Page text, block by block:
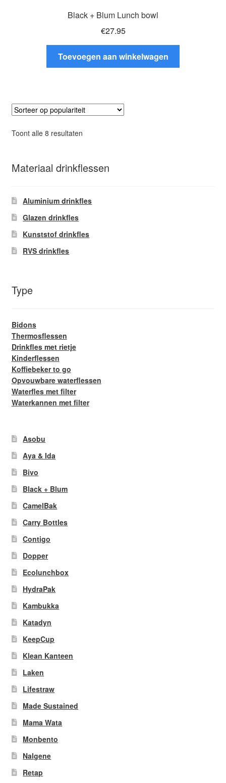
Black + Blum Lunch bowl
€27.95
Toevoegen aan winkelwagen
Toont alle 8 resultatenGesorteerd
Materiaal drinkflessen
Aluminium drinkfles
Glazen drinkfles
Kunststof drinkfles
RVS drinkfles
Type
Bidons
Thermosflessen
Drinkfles met rietje
Kinderflessen
Koffiebeker to go
Opvouwbare waterflessen
Waterfles met filter
Waterkannen met filter
Asobu
Aya & Ida
Bivo
Black + Blum
CamelBak
Carry Bottles
Contigo
Dopper
Ecolunchbox
HydraPak
Kambukka
Katadyn
KeepCup
Klean Kanteen
Laken
Lifestraw
Made Sustained
Mama Wata
Monbento
Nalgene
Retap